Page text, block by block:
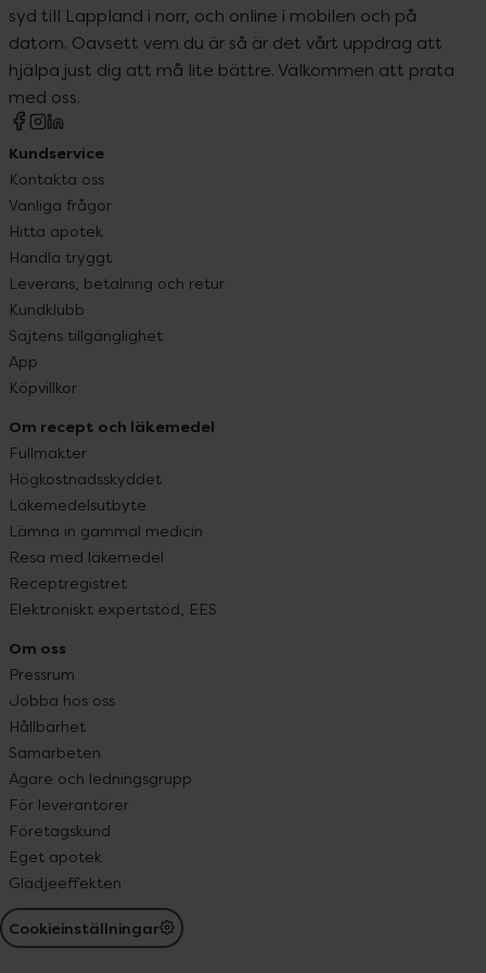
syd till Lappland i norr, och online i mobilen och på
datorn. Oavsett vem du är så är det vårt uppdrag att
hjälpa just dig att må lite bättre. Välkommen att prata
med oss.
Kundservice
Kontakta oss
Vanliga frågor
Hitta apotek
Handla tryggt
Leverans, betalning och retur
Kundklubb
Sajtens tillgänglighet
App
Köpvillkor
Om recept och läkemedel
Fullmakter
Högkostnadsskyddet
Läkemedelsutbyte
Lämna in gammal medicin
Resa med läkemedel
Receptregistret
Elektroniskt expertstöd, EES
Om oss
Pressrum
Jobba hos oss
Hållbarhet
Samarbeten
Ägare och ledningsgrupp
För leverantörer
Företagskund
Eget apotek
Glädjeeffekten
Cookieinställningar